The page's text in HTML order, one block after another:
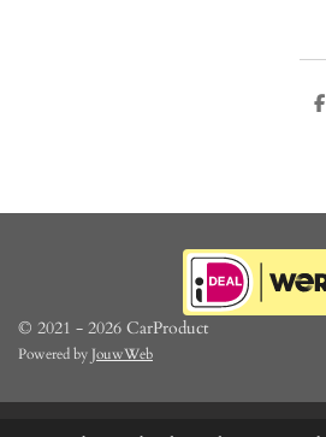
D
© 2021 - 2026 CarProduct
Powered byJouwWeb